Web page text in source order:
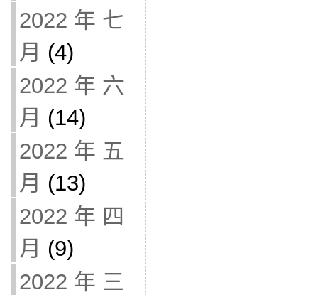
2022 年 七
月 (4)
2022 年 六
月 (14)
2022 年 五
月 (13)
2022 年 四
月 (9)
2022 年 三